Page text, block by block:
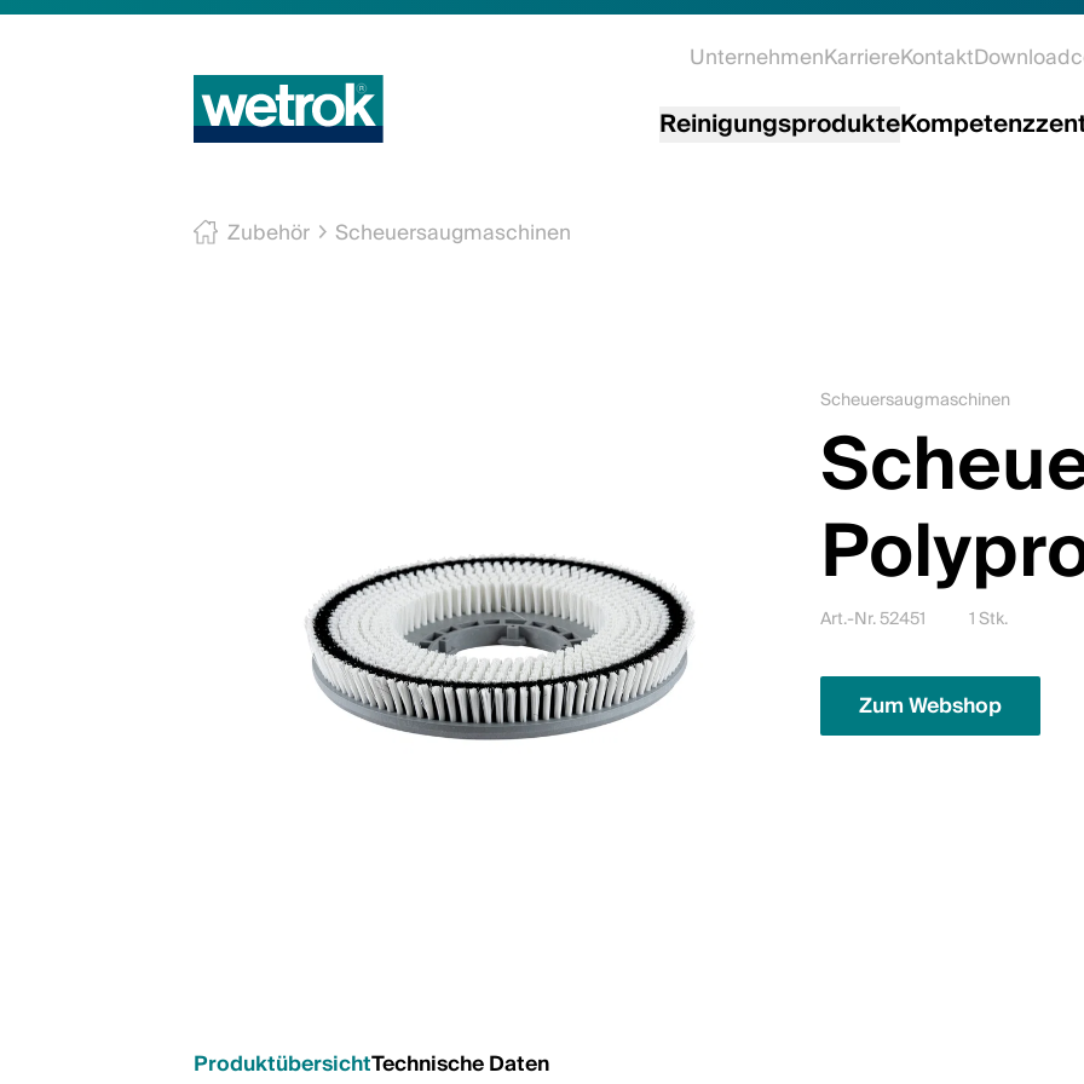
UnternehmenKarriereKontakt
Reinigungsprodukte
Zubehör Scheuersaugmaschinen
Scheuersaugmaschinen
Art.-Nr. 52451 1 Stk.
Zum Webshop
ProduktübersichtTechnische Daten